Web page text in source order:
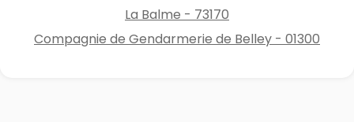
La Balme - 73170
Compagnie de Gendarmerie de Belley - 01300